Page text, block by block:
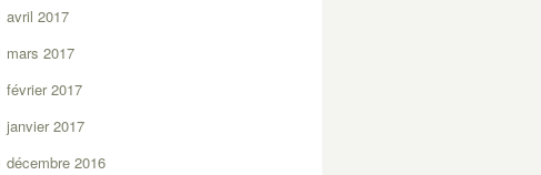
avril 2017
mars 2017
février 2017
janvier 2017
décembre 2016